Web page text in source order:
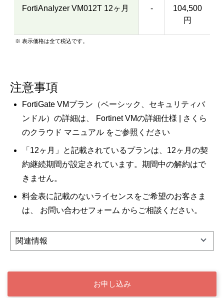
FortiAnalyzer VM012T 12ヶ月 -
104,500
円
※ 表示価格は全て税込です。
注意事項
FortiGate VMプラン（ベーシック、セキュリティバ
ンドル）の詳細は、
Fortinet VMの詳細仕様 | さくら
のクラウド マニュアル をご参照ください
「12ヶ月」と記載されているプランは、12ヶ月の契
約継続期間が設定されています。期間中の解約はで
きません。
料金表に記載のないライセンスをご希望のお客さま
は、 お問い合わせフォーム からご相談ください。
関連情報
お申し込み